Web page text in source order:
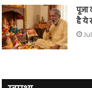
पूजा
है ये